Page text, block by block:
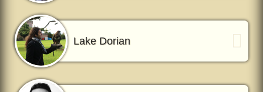
Lake Dorian